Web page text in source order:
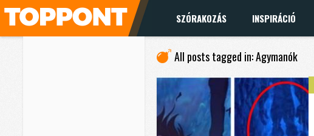
SZÓRAKOZÁS INSPIRÁCIÓ
All posts tagged in: Agymanók